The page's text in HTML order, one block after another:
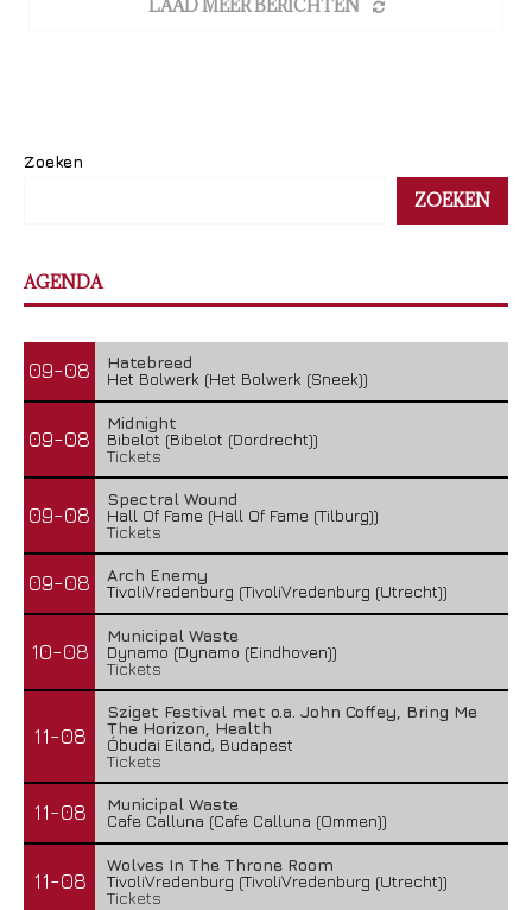
LAAD MEER BERICHTEN
Zoeken
ZOEKEN
AGENDA
09-08
Hatebreed
Het Bolwerk (Het Bolwerk (Sneek))
09-08
Midnight
Bibelot (Bibelot (Dordrecht))
Tickets
09-08
Spectral Wound
Hall Of Fame (Hall Of Fame (Tilburg))
Tickets
09-08
Arch Enemy
TivoliVredenburg (TivoliVredenburg (Utrecht))
10-08
Municipal Waste
Dynamo (Dynamo (Eindhoven))
Tickets
11-08
Sziget Festival met o.a. John Coffey, Bring Me
The Horizon, Health
Óbudai Eiland, Budapest
Tickets
11-08
Municipal Waste
Cafe Calluna (Cafe Calluna (Ommen))
11-08
Wolves In The Throne Room
TivoliVredenburg (TivoliVredenburg (Utrecht))
Tickets